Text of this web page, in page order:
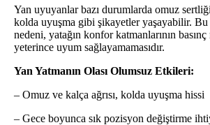
Yan uyuyanlar bazı durumlarda omuz
kolda uyuşma gibi şikayetler yaşayabilir. Bu
nedeni, yatağın konfor katmanlarının basınç
yeterince uyum sağlayamamasıdır.
Yan Yatmanın Olası Olumsuz Etkileri:
– Omuz ve kalça ağrısı, kolda uyuşma hissi
– Gece boyunca sık pozisyon değiştirme